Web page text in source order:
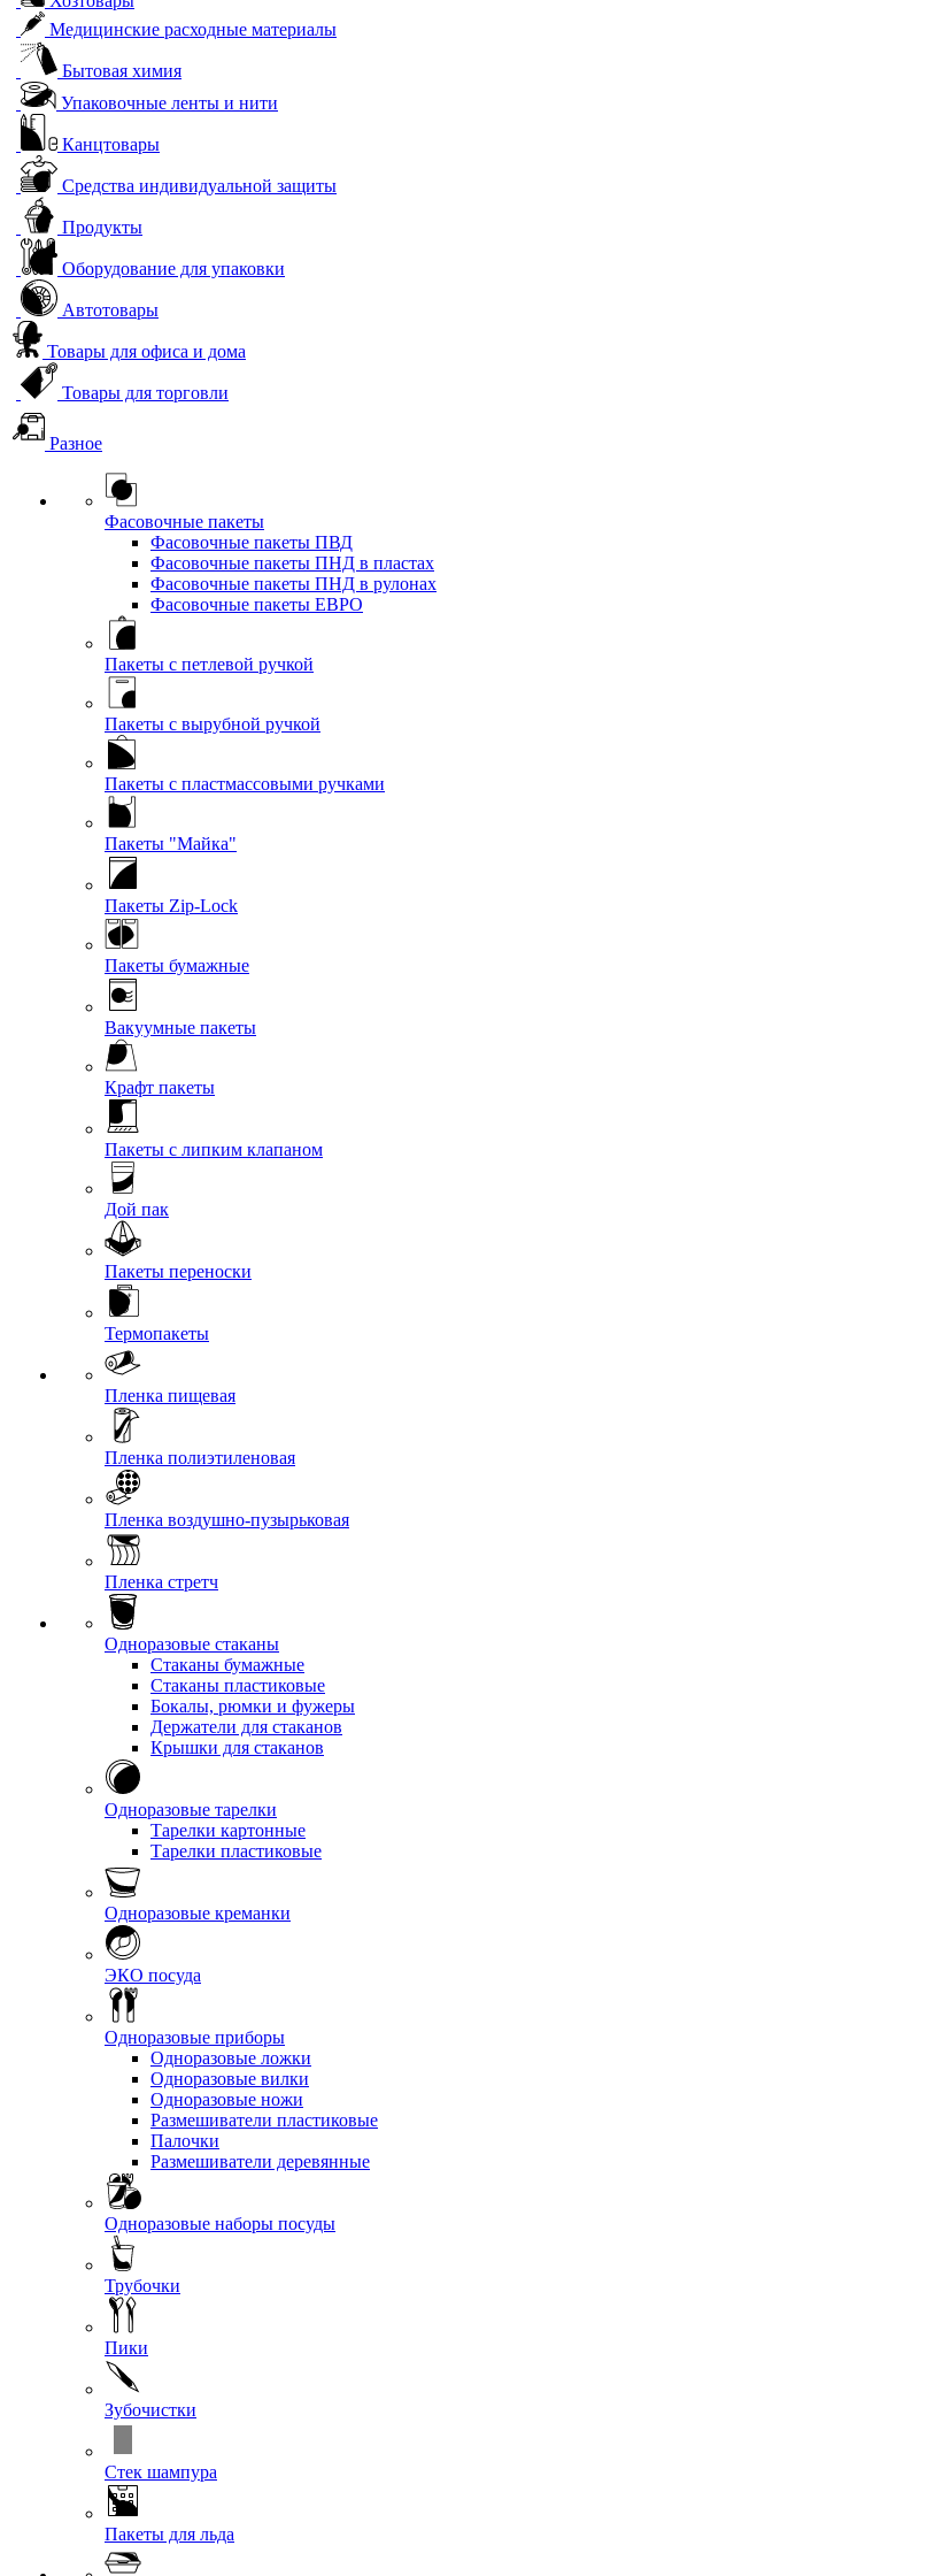
Медицинские расходные материалы
Бытовая химия
Упаковочные ленты и нити
Канцтовары
Средства индивидуальной защиты
Продукты
Оборудование для упаковки
Автотовары
Товары для офиса и дома
Товары для торговли
Разное
Фасовочные пакеты
Фасовочные пакеты ПВД
Фасовочные пакеты ПНД в пластах
Фасовочные пакеты ПНД в рулонах
Фасовочные пакеты ЕВРО
Пакеты с петлевой ручкой
Пакеты с вырубной ручкой
Пакеты с пластмассовыми ручками
Пакеты "Майка"
Пакеты Zip-Lock
Пакеты бумажные
Вакуумные пакеты
Крафт пакеты
Пакеты с липким клапаном
Дой пак
Пакеты переноски
Термопакеты
Пленка пищевая
Пленка полиэтиленовая
Пленка воздушно-пузырьковая
Пленка стретч
Одноразовые стаканы
Стаканы бумажные
Стаканы пластиковые
Бокалы, рюмки и фужеры
Держатели для стаканов
Крышки для стаканов
Одноразовые тарелки
Тарелки картонные
Тарелки пластиковые
Одноразовые креманки
ЭКО посуда
Одноразовые приборы
Одноразовые ложки
Одноразовые вилки
Одноразовые ножи
Размешиватели пластиковые
Палочки
Размешиватели деревянные
Одноразовые наборы посуды
Трубочки
Пики
Зубочистки
Стек шампура
Пакеты для льда